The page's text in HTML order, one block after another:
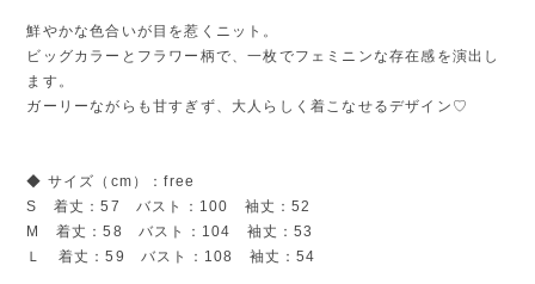
鮮やかな色合いが目を惹くニット。
ビッグカラーとフラワー柄で、一枚でフェミニンな存在感を演出し
ます。
ガーリーながらも甘すぎず、大人らしく着こなせるデザイン♡
◆ サイズ（cm）：free
S 着丈：57 バスト：100 袖丈：52
M 着丈：58 バスト：104 袖丈：53
Ｌ 着丈：59 バスト：108 袖丈：54